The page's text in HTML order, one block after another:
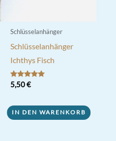
Schlüsselanhänger
Schlüsselanhänger
Ichthys Fisch
Bewertet mit
5.00
5,50€
IN DEN WARENKORB